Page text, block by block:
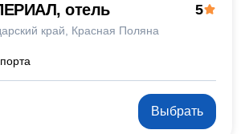
отель
край Красная Поляна
5
Выбрать